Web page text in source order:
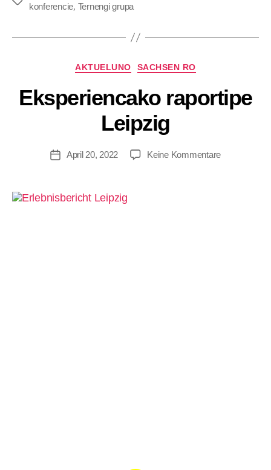
konferencie, Ternengi grupa
AKTUELUNO SACHSEN RO
Eksperiencako raportipe
Leipzig
B
W
Si
n
April 20, 2022 Keine Kommentare